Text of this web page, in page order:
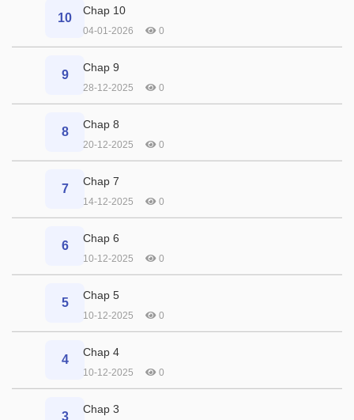
10
Chap 10
04-01-2026 0
9
Chap 9
28-12-2025 0
8
Chap 8
20-12-2025 0
7
Chap 7
14-12-2025 0
6
Chap 6
10-12-2025 0
5
Chap 5
10-12-2025 0
4
Chap 4
10-12-2025 0
3
Chap 3